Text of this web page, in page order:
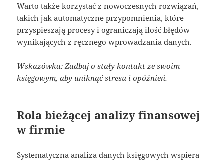
Warto także korzystać z nowoczesnych rozwiązań,
takich jak automatyczne przypomnienia, które
przyspieszają procesy i ograniczają ilość błędów
wynikających z ręcznego wprowadzania danych.
Wskazówka: Zadbaj o stały kontakt ze swoim
księgowym, aby uniknąć stresu i opóźnień.
Rola bieżącej analizy finansowej
w firmie
Systematyczna analiza danych księgowych wspiera